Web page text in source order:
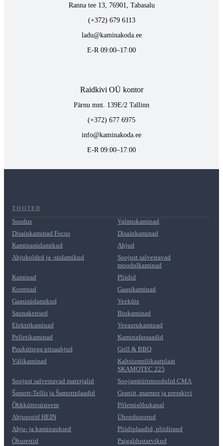
Ranna tee 13, 76901, Tabasalu
(+372) 679 6113
ladu@kaminakoda.ee
E-R 09:00–17:00
Raidkivi OÜ kontor
Pärnu mnt. 139E/2 Tallinn
(+372) 677 6975
info@kaminakoda.ee
E-R 09:00–17:00
TOOTED
Soodus
Valmiskaminad
Disainkaminad Focus
Disainkaminad
Kaminasüdamikud
Ahjud
Ahjukolded ja -südamikud
Soojust salvestavad
moodulkaminad
Kaminad
Pliidid
Korstnad
Gaasikaminad
Gaasisüdamikud
Veeküte
Saunakerised
Biokaminad
Elektrikaminad
Veeaurukaminad
Pelletikaminad
Kaminafassaadid
Puuküttega pitsaahjud
Grill & BBQ
Välikaminad
Kaltsiumsilikaatplaat
SKAMOTEC 225
Soojust salvestavad materjalid
Soojamüürimoodulid CMA
Šamott-Tellis ja Šamottplaadid
Graniit, marmor ja presskivi
Õhkküttesüsteem
Põlemisõhukanal
Ahjupotid HEIN
Ühendustorud
Ahju- ja kaminauksed
Pliidiplaadid, pliidiraud
Õhurestid
Paigaldustarvikud